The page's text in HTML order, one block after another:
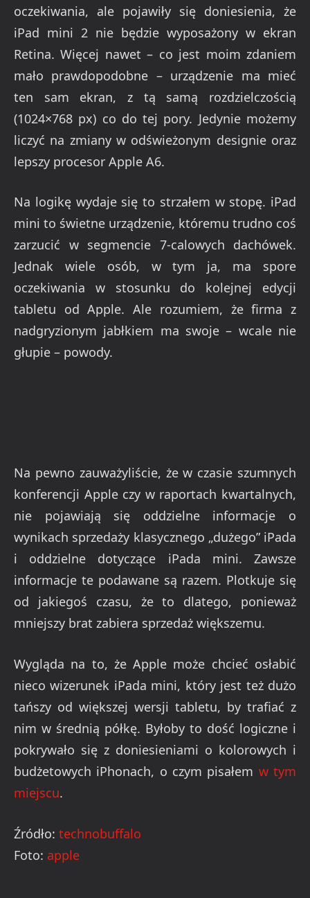
oczekiwania, ale pojawiły się doniesienia, że
iPad mini 2 nie będzie wyposażony w ekran
Retina. Więcej nawet – co jest moim zdaniem
mało prawdopodobne – urządzenie ma mieć
ten sam ekran, z tą samą rozdzielczością
(1024×768 px) co do tej pory. Jedynie możemy
liczyć na zmiany w odświeżonym designie oraz
lepszy procesor Apple A6.
Na logikę wydaje się to strzałem w stopę. iPad
mini to świetne urządzenie, któremu trudno coś
zarzucić w segmencie 7-calowych dachówek.
Jednak wiele osób, w tym ja, ma spore
oczekiwania w stosunku do kolejnej edycji
tabletu od Apple. Ale rozumiem, że firma z
nadgryzionym jabłkiem ma swoje – wcale nie
głupie – powody.
Na pewno zauważyliście, że w czasie szumnych
konferencji Apple czy w raportach kwartalnych,
nie pojawiają się oddzielne informacje o
wynikach sprzedaży klasycznego „dużego” iPada
i oddzielne dotyczące iPada mini. Zawsze
informacje te podawane są razem. Plotkuje się
od jakiegoś czasu, że to dlatego, ponieważ
mniejszy brat zabiera sprzedaż większemu.
Wygląda na to, że Apple może chcieć osłabić
nieco wizerunek iPada mini, który jest też dużo
tańszy od większej wersji tabletu, by trafiać z
nim w średnią półkę. Byłoby to dość logiczne i
pokrywało się z doniesieniami o kolorowych i
budżetowych iPhonach, o czym pisałem w tym
miejscu.
Źródło: technobuffalo
Foto: apple